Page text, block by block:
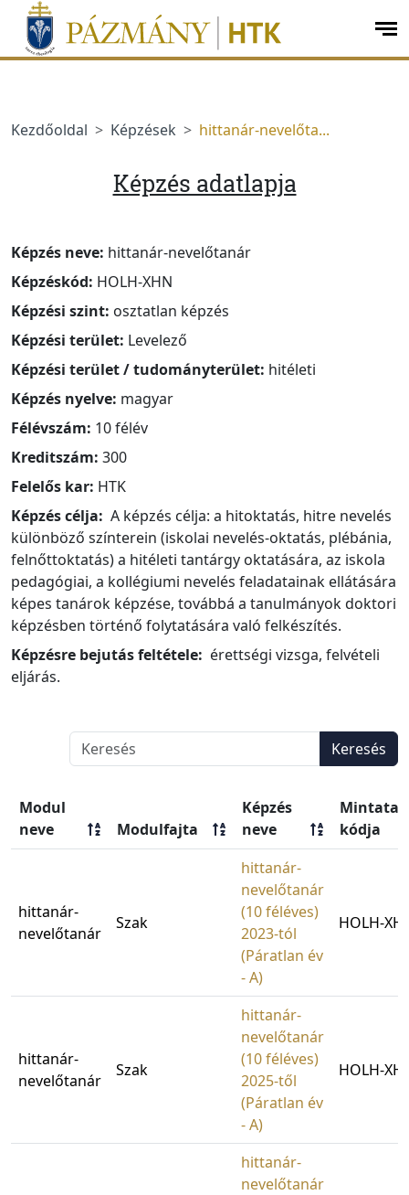
jumplink.menu
jumplink.content
Kezdőoldal Képzések hittanár-nevelőta...
Képzés adatlapja
Képzés neve: hittanár-nevelőtanár
Képzéskód: HOLH-XHN
Képzési szint: osztatlan képzés
Képzési terület: Levelező
Képzési terület / tudományterület: hitéleti
Képzés nyelve: magyar
Félévszám: 10 félév
Kreditszám: 300
Felelős kar: HTK
Képzés célja: A képzés célja: a hitoktatás, hitre nevelés
különböző színterein (iskolai nevelés-oktatás, plébánia,
felnőttoktatás) a hitéleti tantárgy oktatására, az iskola
pedagógiai, a kollégiumi nevelés feladatainak ellátására
képes tanárok képzése, továbbá a tanulmányok doktori
képzésben történő folytatására való felkészítés.
Képzésre bejutás feltétele: érettségi vizsga, felvételi
eljárás.
Keresés
Modul
neve
Modulfajta
Képzés
neve
kódja
hittanár-
nevelőtanár
Szak
hittanár-
nevelőtanár
(10 féléves)
2023-tól
(Páratlan év
- A)
HOLH-
hittanár-
nevelőtanár
Szak
hittanár-
nevelőtanár
(10 féléves)
2025-től
(Páratlan év
- A)
HOLH-
hittanár-
nevelőtanár